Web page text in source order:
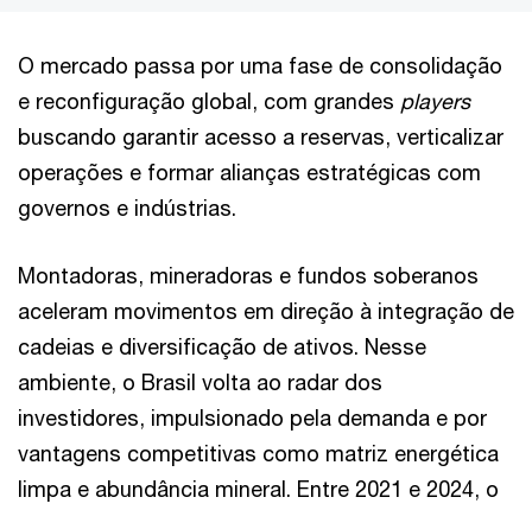
O mercado passa por uma fase de consolidação
e reconfiguração global, com grandes players
buscando garantir acesso a reservas, verticalizar
operações e formar alianças estratégicas com
governos e indústrias.
Montadoras, mineradoras e fundos soberanos
aceleram movimentos em direção à integração de
cadeias e diversificação de ativos. Nesse
ambiente, o Brasil volta ao radar dos
investidores, impulsionado pela demanda e por
vantagens competitivas como matriz energética
limpa e abundância mineral. Entre 2021 e 2024, o